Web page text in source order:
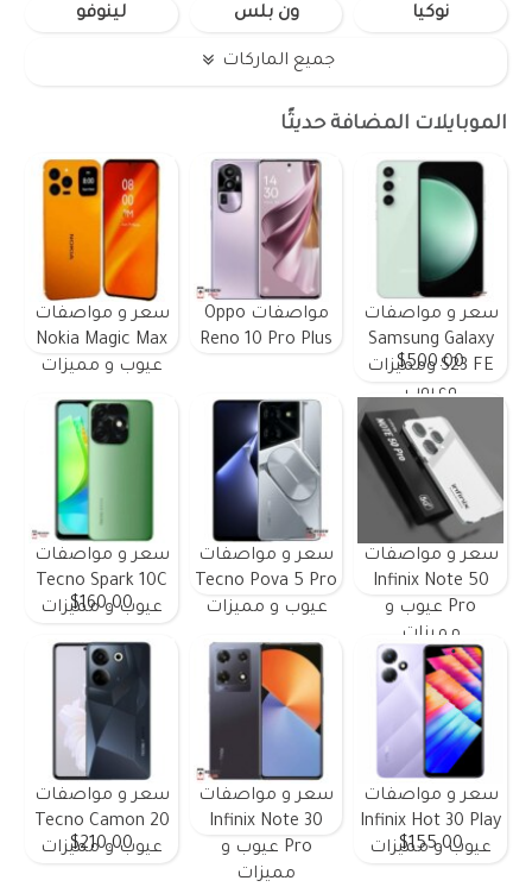
نوكيا ون بلس لينوفو
جميع الماركات
الموبايلات المضافة حديثًا
سعر و مواصفات
Samsung Galaxy
S23 FE ومميزات
وعيوب
$500.00
مواصفات Oppo
Reno 10 Pro Plus
سعر و مواصفات
Nokia Magic Max
عيوب و مميزات
سعر و مواصفات
Infinix Note 50
Pro عيوب و
مميزات
سعر و مواصفات
Tecno Pova 5 Pro
عيوب و مميزات
سعر و مواصفات
Tecno Spark 10C
عيوب و مميزات
$160.00
سعر و مواصفات
Infinix Hot 30 Play
عيوب و مميزات
$155.00
سعر و مواصفات
Infinix Note 30
Pro عيوب و
مميزات
سعر و مواصفات
Tecno Camon 20
عيوب و مميزات
$210.00